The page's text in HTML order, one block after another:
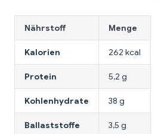
Nährstoff Menge
Kalorien 262 kcal
Protein 5,2 g
Kohlenhydrate 38 g
Ballaststoffe 3,5 g